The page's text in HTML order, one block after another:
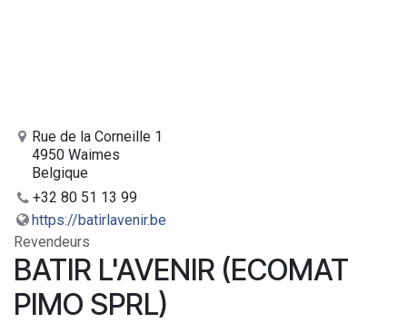
Rue de la Corneille 1
4950 Waimes
Belgique
+32 80 51 13 99
https://batirlavenir.be
Revendeurs
BATIR L'AVENIR (ECOMAT
PIMO SPRL)